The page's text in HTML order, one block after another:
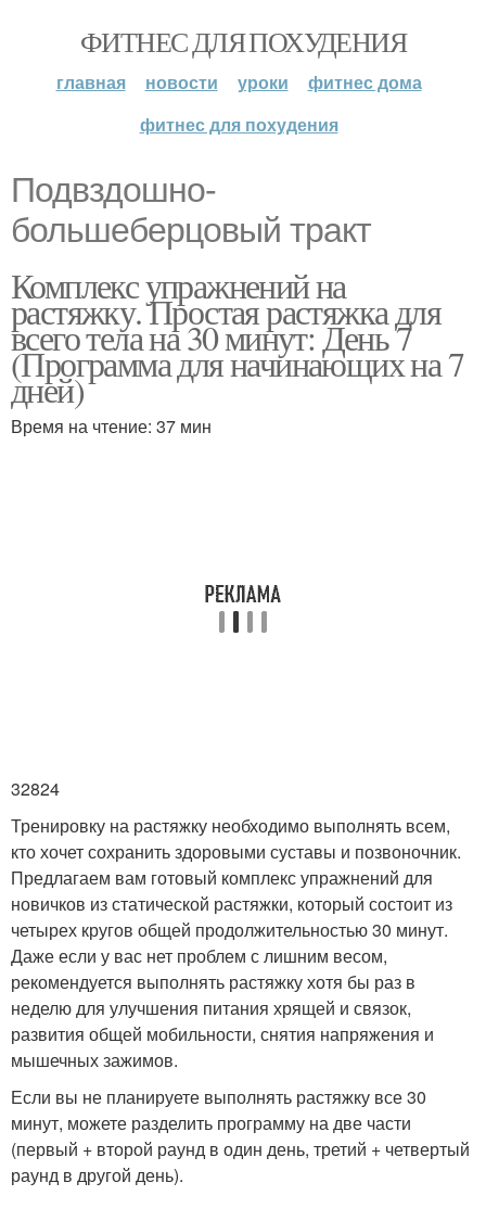
ФИТНЕС ДЛЯ ПОХУДЕНИЯ
главная новости уроки
фитнес дома
фитнес для похудения
Подвздошно-
большеберцовый тракт
Комплекс упражнений на
растяжку. Простая растяжка для
всего тела на 30 минут: День 7
(Программа для начинающих на 7
дней)
Время на чтение: 37 мин
32824
Тренировку на растяжку необходимо выполнять всем,
кто хочет сохранить здоровыми суставы и позвоночник.
Предлагаем вам готовый комплекс упражнений для
новичков из статической растяжки, который состоит из
четырех кругов общей продолжительностью 30 минут.
Даже если у вас нет проблем с лишним весом,
рекомендуется выполнять растяжку хотя бы раз в
неделю для улучшения питания хрящей и связок,
развития общей мобильности, снятия напряжения и
мышечных зажимов.
Если вы не планируете выполнять растяжку все 30
минут, можете разделить программу на две части
(первый + второй раунд в один день, третий + четвертый
раунд в другой день).